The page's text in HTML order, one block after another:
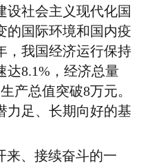
设社会主义现代化国
的国际环境和国内疫
，我国经济运行保持
达8.1%，经济总量
产总值突破8万元。
力足、长期向好的基
来、接续奋斗的一